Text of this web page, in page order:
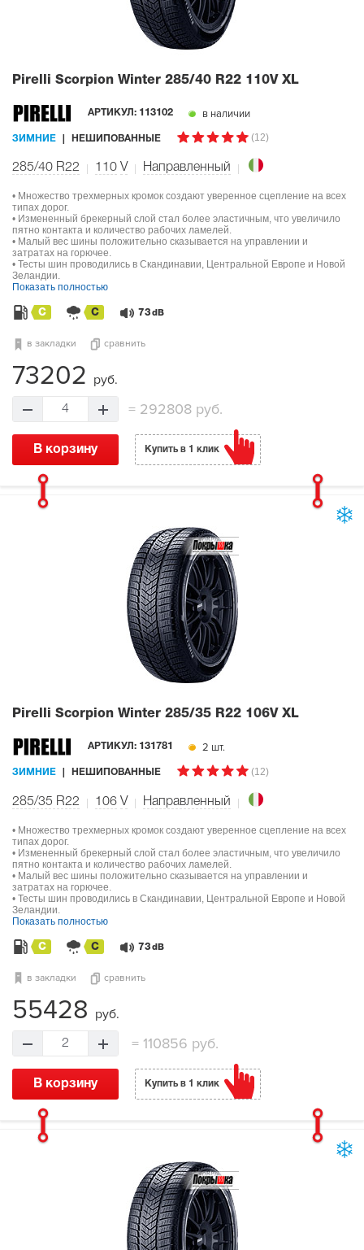
Pirelli Scorpion Winter 285/40 R22 110V XL
АРТИКУЛ: 113102 в наличии
ЗИМНИЕ НЕШИПОВАННЫЕ (12)
285/40 R22 110 V Направленный
• Множество трехмерных кромок создают уверенное сцепление на всех
типах дорог.
• Измененный брекерный слой стал более эластичным, что увеличило
пятно контакта и количество рабочих ламелей.
• Малый вес шины положительно сказывается на управлении и
затратах на горючее.
• Тесты шин проводились в Скандинавии, Центральной Европе и Новой
Зеландии.
Показать полностью
C C 73 dB
в закладки сравнить
73202 руб.
4 =292808 руб.
В корзину Купить в 1 клик
Pirelli Scorpion Winter 285/35 R22 106V XL
АРТИКУЛ: 131781 2 шт.
ЗИМНИЕ НЕШИПОВАННЫЕ (12)
285/35 R22 106 V Направленный
• Множество трехмерных кромок создают уверенное сцепление на всех
типах дорог.
• Измененный брекерный слой стал более эластичным, что увеличило
пятно контакта и количество рабочих ламелей.
• Малый вес шины положительно сказывается на управлении и
затратах на горючее.
• Тесты шин проводились в Скандинавии, Центральной Европе и Новой
Зеландии.
Показать полностью
C C 73 dB
в закладки сравнить
55428 руб.
2 = 110856 руб.
В корзину Купить в 1 клик